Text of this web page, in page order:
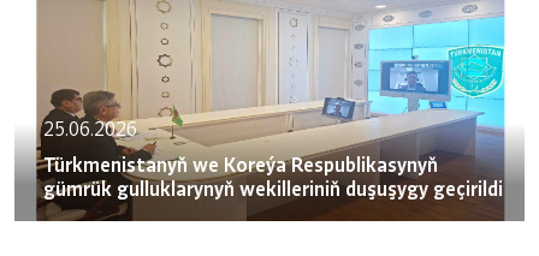
25.06.2026
Türkmenistanyň we Koreýa Respublikasynyň
gümrük gulluklarynyň wekilleriniň duşuşygy geçirildi